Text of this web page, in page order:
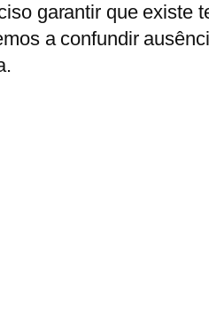
garantir que existe
a confundir